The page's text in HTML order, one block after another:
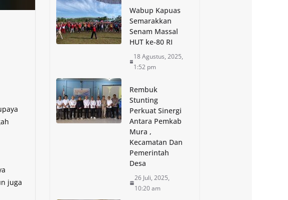
juga
Wabup Kapuas
Semarakkan
Senam Massal
HUT ke-80 RI
18 Agustus, 2025,
1:52 pm
Rembuk
Stunting
Perkuat Sinergi
Antara Pemkab
Mura ,
Kecamatan Dan
Pemerintah
Desa
26 Juli, 2025,
10:20 am